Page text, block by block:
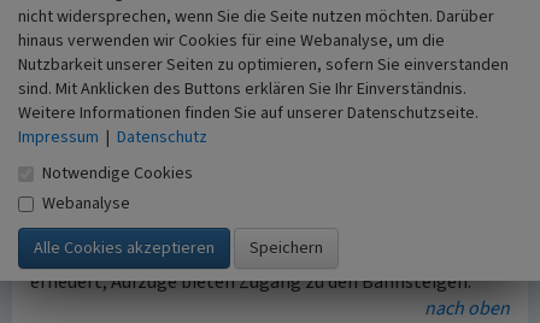
übrigen Betriebsanlagen einschließlich der Gleise von und
zur Bahnstrecke nach Stolberg über Alsdorf werden von
der EVS betrieben.
Im Zuge der Einführung des RRX(Rhein-Ruhr-Express)
nach Aachen begannen 2008 erneute Umbauarbeiten. Die
Bahnsteige werden auf eine einheitliche Höhe von 76
Zentimetern gebracht. Sie besitzen eine Länge von 220
Metern. Für das barrierefreie Erreichen der Bahnsteige
wurde der vorhandene Fußgängertunnel erweitert und
erneuert, Aufzüge bieten Zugang zu den Bahnsteigen.
nach oben
nicht widersprechen, wenn Sie die Seite nutzen möchten. Darüber
hinaus verwenden wir Cookies für eine Webanalyse, um die
Nutzbarkeit unserer Seiten zu optimieren, sofern Sie einverstanden
sind. Mit Anklicken des Buttons erklären Sie Ihr Einverständnis.
Weitere Informationen finden Sie auf unserer Datenschutzseite.
Impressum | Datenschutz
Notwendige Cookies
Webanalyse